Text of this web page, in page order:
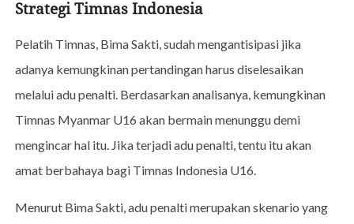
Strategi Timnas Indonesia
Pelatih Timnas, Bima Sakti, sudah mengantisipasi jika
adanya kemungkinan pertandingan harus diselesaikan
melalui adu penalti. Berdasarkan analisanya, kemungkinan
Timnas Myanmar U16 akan bermain menunggu demi
mengincar hal itu. Jika terjadi adu penalti, tentu itu akan
amat berbahaya bagi Timnas Indonesia U16.
Menurut Bima Sakti, adu penalti merupakan skenario yang